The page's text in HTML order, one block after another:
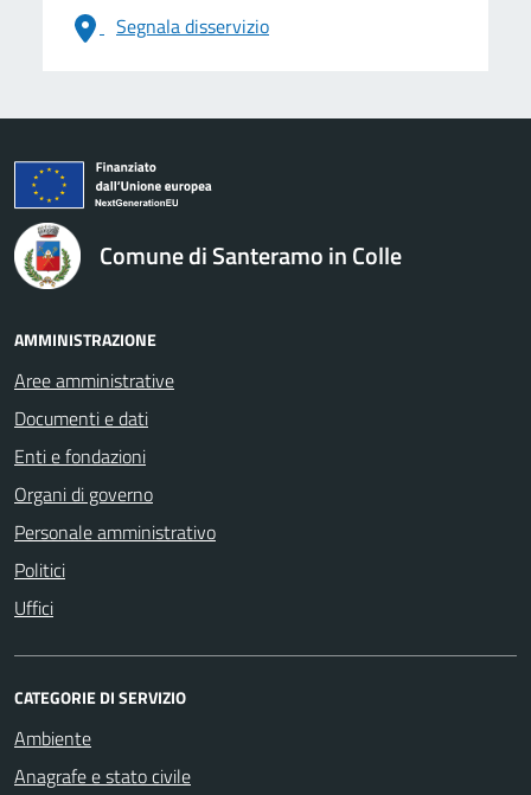
Segnala disservizio
logo Unione Europea
Comune di Santeramo in Colle
AMMINISTRAZIONE
Aree amministrative
Documenti e dati
Enti e fondazioni
Organi di governo
Personale amministrativo
Politici
Uffici
CATEGORIE DI SERVIZIO
Ambiente
Anagrafe e stato civile